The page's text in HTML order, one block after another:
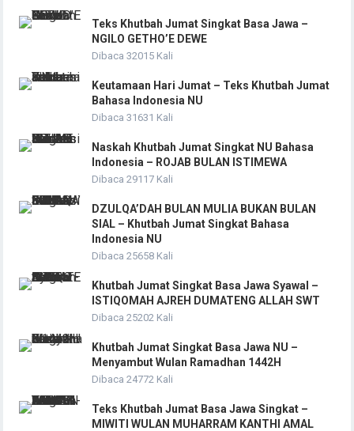
Teks Khutbah Jumat Singkat Basa Jawa –
NGILO GETHO’E DEWE
Dibaca 32015 Kali
Keutamaan Hari Jumat – Teks Khutbah Jumat
Bahasa Indonesia NU
Dibaca 31631 Kali
Naskah Khutbah Jumat Singkat NU Bahasa
Indonesia – ROJAB BULAN ISTIMEWA
Dibaca 29117 Kali
DZULQA’DAH BULAN MULIA BUKAN BULAN
SIAL – Khutbah Jumat Singkat Bahasa
Indonesia NU
Dibaca 25658 Kali
Khutbah Jumat Singkat Basa Jawa Syawal –
ISTIQOMAH AJREH DUMATENG ALLAH SWT
Dibaca 25202 Kali
Khutbah Jumat Singkat Basa Jawa NU –
Menyambut Wulan Ramadhan 1442H
Dibaca 24772 Kali
Teks Khutbah Jumat Basa Jawa Singkat –
MIWITI WULAN MUHARRAM KANTHI AMAL